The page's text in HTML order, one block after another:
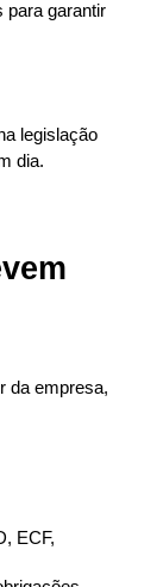
para garantir
legislação
dia.
da empresa,
ECF,